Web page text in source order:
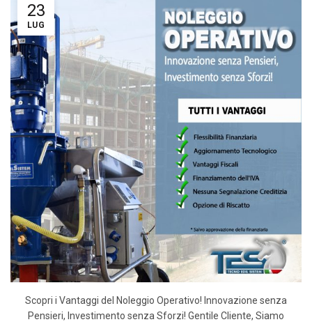
23
LUG
Scopri i Vantaggi del Noleggio Operativo! Innovazione senza
Pensieri, Investimento senza Sforzi! Gentile Cliente, Siamo